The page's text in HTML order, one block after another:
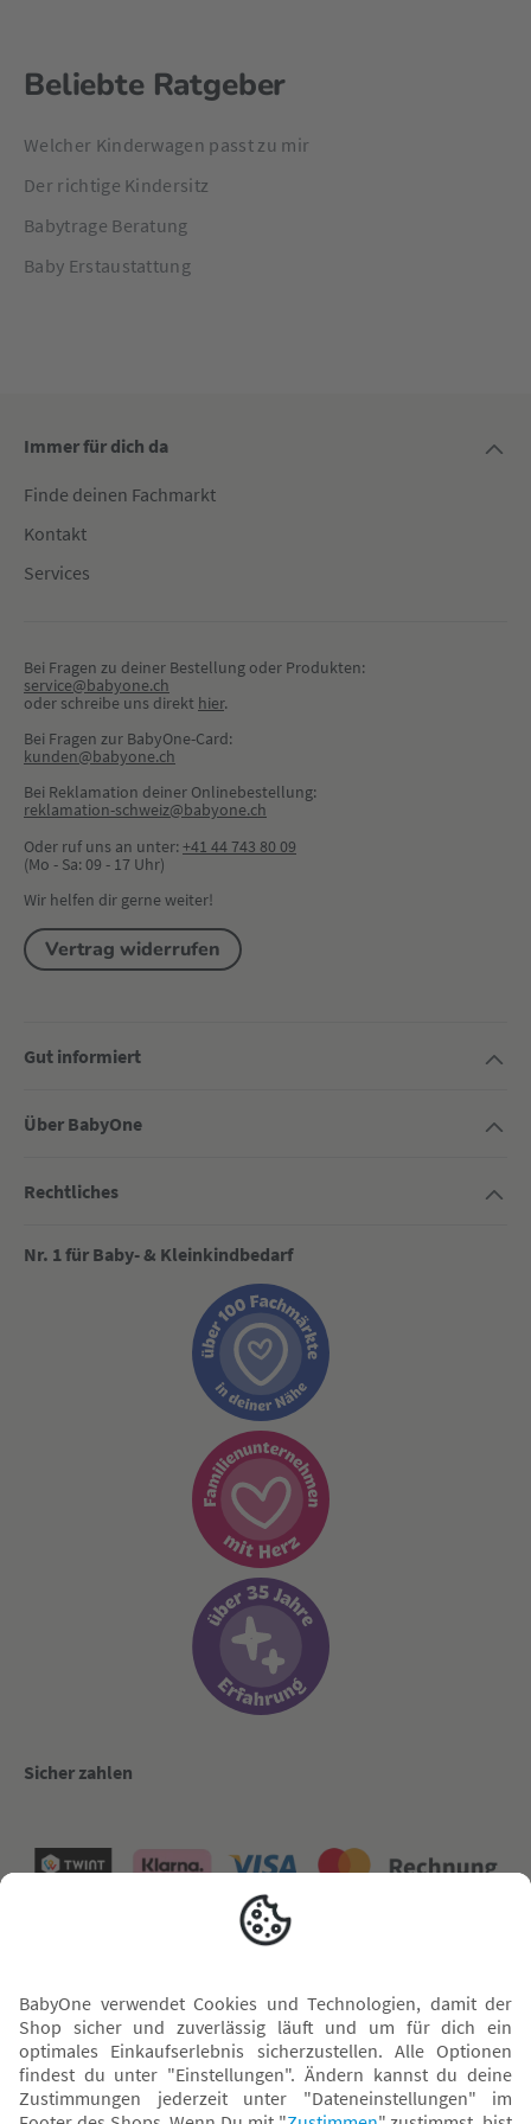
Beliebte Ratgeber
Welcher Kinderwagen passt zu mir
Der richtige Kindersitz
Babytrage Beratung
Baby Erstaustattung
Immer für dich da
Finde deinen Fachmarkt
Kontakt
Services
Bei Fragen zu deiner Bestellung oder Produkten:
service@babyone.ch
oder schreibe uns direkt hier.
Bei Fragen zur BabyOne-Card:
kunden@babyone.ch
Bei Reklamation deiner Onlinebestellung:
reklamation-schweiz@babyone.ch
Oder ruf uns an unter:+41 44 743 80 09
(Mo - Sa: 09 - 17 Uhr)
Wir helfen dir gerne weiter!
Vertrag widerrufen
Gut informiert
Über BabyOne
Rechtliches
Nr. 1 für Baby- & Kleinkindbedarf
Sicher zahlen